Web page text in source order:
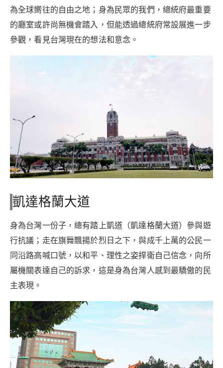
為全球嚮往的自由之地；身為民眾的我們，總統府最重要
的廳室或許尚無機會踏入，但能透過總統府常設展進一步
參觀，看見台灣現在的想法和意念。
凱達格蘭大道
身為台灣一份子，總有踏上凱道（凱達格蘭大道）參與遊
行抗議；走在旗舞飄揚於烈日之下，與成千上萬的公民一
同沿路高喊口號，以和平、理性之姿捍衛自己信念，向所
屬機關表達自己的訴求，這是身為台灣人感到最驕傲的民
主表現。